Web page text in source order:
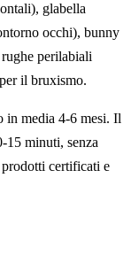
glabella
occhi), bunny
perilabiali
il bruxismo.
in media 4-6 mesi. Il
15 minuti, senza
certificati e